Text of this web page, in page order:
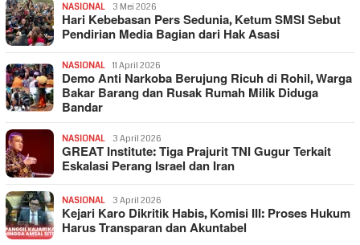
NASIONAL 3 Mei 2026
Hari Kebebasan Pers Sedunia, Ketum SMSI Sebut
Pendirian Media Bagian dari Hak Asasi
NASIONAL 11 April 2026
Demo Anti Narkoba Berujung Ricuh di Rohil, Warga
Bakar Barang dan Rusak Rumah Milik Diduga
Bandar
NASIONAL 3 April 2026
GREAT Institute: Tiga Prajurit TNI Gugur Terkait
Eskalasi Perang Israel dan Iran
NASIONAL 3 April 2026
Kejari Karo Dikritik Habis, Komisi III: Proses Hukum
Harus Transparan dan Akuntabel